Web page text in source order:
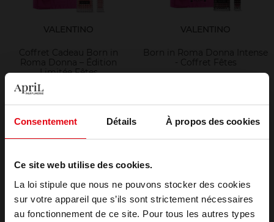
Consentement Détails À propos des cookies
Ce site web utilise des cookies.
La loi stipule que nous ne pouvons stocker des cookies
sur votre appareil que s’ils sont strictement nécessaires
au fonctionnement de ce site. Pour tous les autres types
VALENTINO
Coffret Cadeau Born in
Roma Donna – Édition
Limitée Fêtes
129,90 € Ajouter
VALENTINO
Born in Roma Donna Intense
- Coffret Fêtes
137,50 € Ajouter